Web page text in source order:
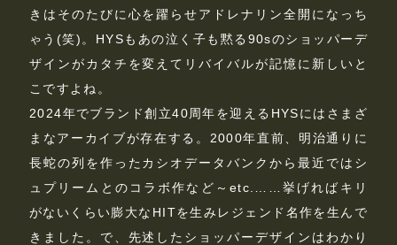
きはそのたびに心を躍らせアドレナリン全開になっち
ゃう(笑)。HYSもあの泣く子も黙る90sのショッパーデ
ザインがカタチを変えてリバイバルが記憶に新しいと
こですよね。
2024年でブランド創立40周年を迎えるHYSにはさまざ
まなアーカイブが存在する。2000年直前、明治通りに
長蛇の列を作ったカシオデータバンクから最近ではシ
ュプリームとのコラボ作など～etc.……挙げればキリ
がないくらい膨大なHITを生みレジェンド名作を生んで
きました。で、先述したショッパーデザインはわかり